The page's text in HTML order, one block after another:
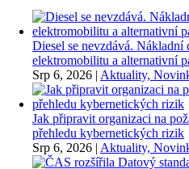
Diesel se nevzdává. Nákladní
elektromobilitu a alternativní
Srp 6, 2026 | Aktuality,
Jak připravit organizaci na
přehledu kybernetických rizik
Srp 6, 2026 | Aktuality,